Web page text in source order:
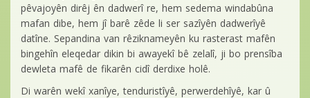
pêvajoyên dirêj ên dadwerî re, hem sedema windabûna
mafan dibe, hem jî barê zêde li ser sazîyên dadwerîyê
datîne. Sepandina van rêziknameyên ku rasterast mafên
bingehîn eleqedar dikin bi awayekî bê zelalî, ji bo prensîba
dewleta mafê de fikarên cidî derdixe holê.
Di warên wekî xanîye, tenduristîyê, perwerdehîyê, kar û